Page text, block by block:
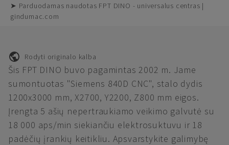
➤ Parduodamas naudotas FPT DINO - universalus centras |
gindumac.com
Rodyti originalo kalba
Šis FPT DINO buvo pagamintas 2002 m. Jame
sumontuotas "Siemens 840D CNC", stalo dydis
1200x3000 mm, X2700, Y2200, Z800 mm eigos.
Įrengta 5 ašių nepertraukiamo veikimo galvutė su
18 000 aps/min siekiančiu elektrosuktuvu ir 18
padėčių įrankių keitikliu. Apsvarstykite galimybę